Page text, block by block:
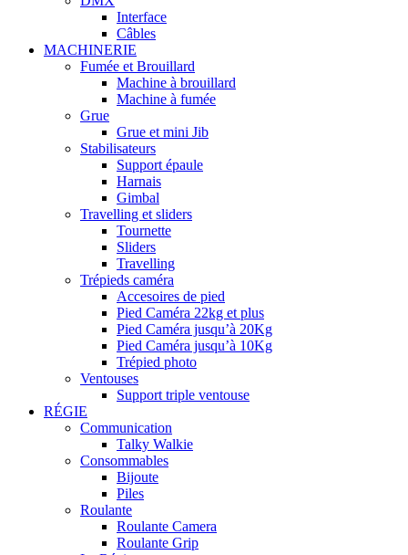
Interface
Câbles
MACHINERIE
Fumée et Brouillard
Machine à brouillard
Machine à fumée
Grue
Grue et mini Jib
Stabilisateurs
Support épaule
Harnais
Gimbal
Travelling et sliders
Tournette
Sliders
Travelling
Trépieds caméra
Accesoires de pied
Pied Caméra 22kg et plus
Pied Caméra jusqu’à 20Kg
Pied Caméra jusqu’à 10Kg
Trépied photo
Ventouses
Support triple ventouse
RÉGIE
Communication
Talky Walkie
Consommables
Bijoute
Piles
Roulante
Roulante Camera
Roulante Grip